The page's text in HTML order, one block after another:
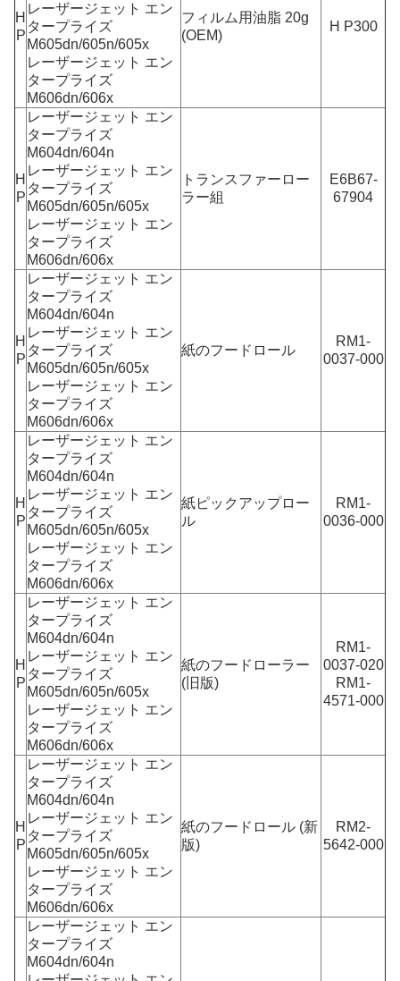
H
P
レーザージェット エン
タープライズ
M605dn/605n/605x
レーザージェット エン
タープライズ
M606dn/606x
フィルム用油脂 20g
(OEM)
H P300
H
P
レーザージェット エン
タープライズ
M604dn/604n
レーザージェット エン
タープライズ
M605dn/605n/605x
レーザージェット エン
タープライズ
M606dn/606x
トランスファーロー
ラー組
E6B67-
67904
H
P
レーザージェット エン
タープライズ
M604dn/604n
レーザージェット エン
タープライズ
M605dn/605n/605x
レーザージェット エン
タープライズ
M606dn/606x
紙のフードロール
RM1-
0037-000
H
P
レーザージェット エン
タープライズ
M604dn/604n
レーザージェット エン
タープライズ
M605dn/605n/605x
レーザージェット エン
タープライズ
M606dn/606x
紙ピックアップロー
ル
RM1-
0036-000
H
P
レーザージェット エン
タープライズ
M604dn/604n
レーザージェット エン
タープライズ
M605dn/605n/605x
レーザージェット エン
タープライズ
M606dn/606x
紙のフードローラー
(旧版)
RM1-
0037-020
RM1-
4571-000
H
P
レーザージェット エン
タープライズ
M604dn/604n
レーザージェット エン
タープライズ
M605dn/605n/605x
レーザージェット エン
タープライズ
M606dn/606x
紙のフードロール (新
版)
RM2-
5642-000
レーザージェット エン
タープライズ
M604dn/604n